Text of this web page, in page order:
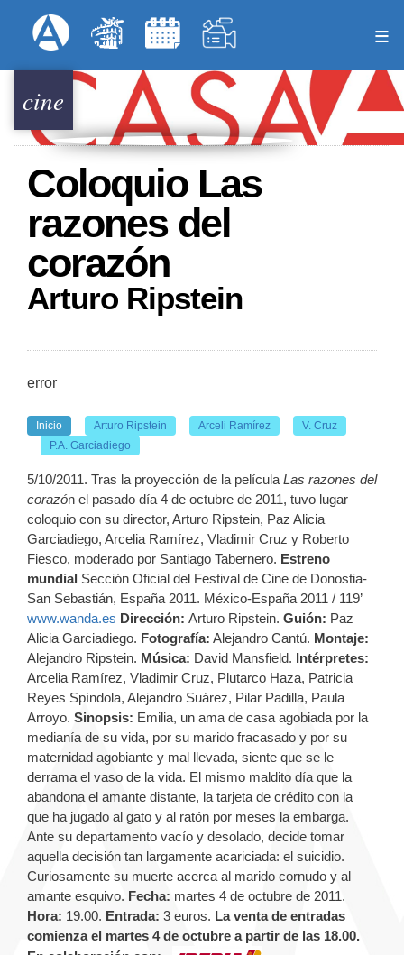
al
principal
Menú Superior
cine
Coloquio Las
razones del
corazón
Arturo Ripstein
error
Inicio Arturo Ripstein Arceli Ramírez
V. Cruz
P.A. Garciadiego
5/10/2011. Tras la proyección de la película Las razones del
corazón el pasado día 4 de octubre de 2011, tuvo lugar
coloquio con su director, Arturo Ripstein, Paz Alicia
Garciadiego, Arcelia Ramírez, Vladimir Cruz y Roberto
Fiesco, moderado por Santiago Tabernero. Estreno
mundial Sección Oficial del Festival de Cine de Donostia-
San Sebastián, España 2011. México-España 2011 / 119’
www.wanda.es Dirección: Arturo Ripstein. Guión: Paz
Alicia Garciadiego. Fotografía: Alejandro Cantú. Montaje:
Alejandro Ripstein. Música: David Mansfield. Intérpretes:
Arcelia Ramírez, Vladimir Cruz, Plutarco Haza, Patricia
Reyes Spíndola, Alejandro Suárez, Pilar Padilla, Paula
Arroyo. Sinopsis: Emilia, un ama de casa agobiada por la
medianía de su vida, por su marido fracasado y por su
maternidad agobiante y mal llevada, siente que se le
derrama el vaso de la vida. El mismo maldito día que la
abandona el amante distante, la tarjeta de crédito con la
que ha jugado al gato y al ratón por meses la embarga.
Ante su departamento vacío y desolado, decide tomar
aquella decisión tan largamente acariciada: el suicidio.
Curiosamente su muerte acerca al marido cornudo y al
amante esquivo. Fecha: martes 4 de octubre de 2011.
Hora: 19.00. Entrada: 3 euros. La venta de entradas
comienza el martes 4 de octubre a partir de las 18.00.